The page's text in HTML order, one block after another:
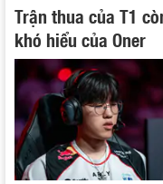
Trận thua của T1
khó hiểu của Oner